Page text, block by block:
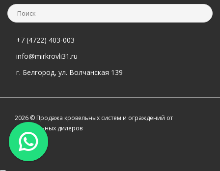
+7 (4722) 403-003
info@mirkrovli31.ru
г. Белгород, ул. Волчанская 139
2026 © Продажа кровельных систем и ограждений от
официальных дилеров